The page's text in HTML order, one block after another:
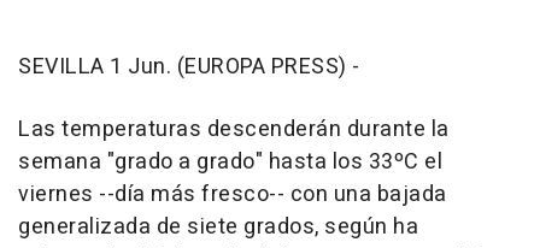
SEVILLA 1 Jun. (EUROPA PRESS) -
Las temperaturas descenderán durante la
semana "grado a grado" hasta los 33ºC el
viernes --día más fresco-- con una bajada
generalizada de siete grados, según ha